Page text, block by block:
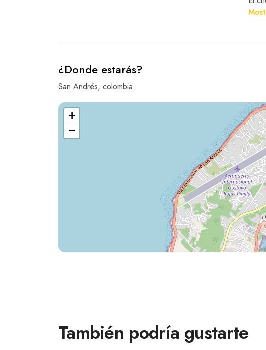
¿Donde estarás?
San Andrés, colombia
+
−
También podría gustarte